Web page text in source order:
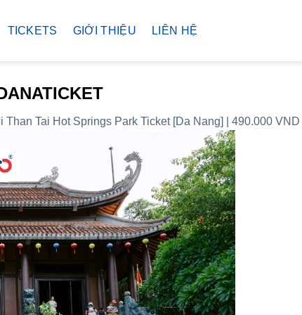
TICKETS GIỚI THIỆU LIÊN HỆ
Than Tai Hot Springs Park Ticket [Da Nang] | 490.000 VND